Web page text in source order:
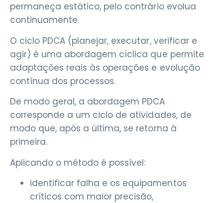
permaneça estático, pelo contrário evolua
continuamente.
O ciclo PDCA (planejar, executar, verificar e
agir) é uma abordagem cíclica que permite
adaptações reais às operações e evolução
contínua dos processos.
De modo geral, a abordagem PDCA
corresponde a um ciclo de atividades, de
modo que, após a última, se retorna à
primeira.
Aplicando o método é possível:
identificar falha e os equipamentos
críticos com maior precisão,